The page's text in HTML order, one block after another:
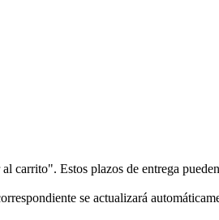
carrito". Estos plazos de entrega
se actualizará